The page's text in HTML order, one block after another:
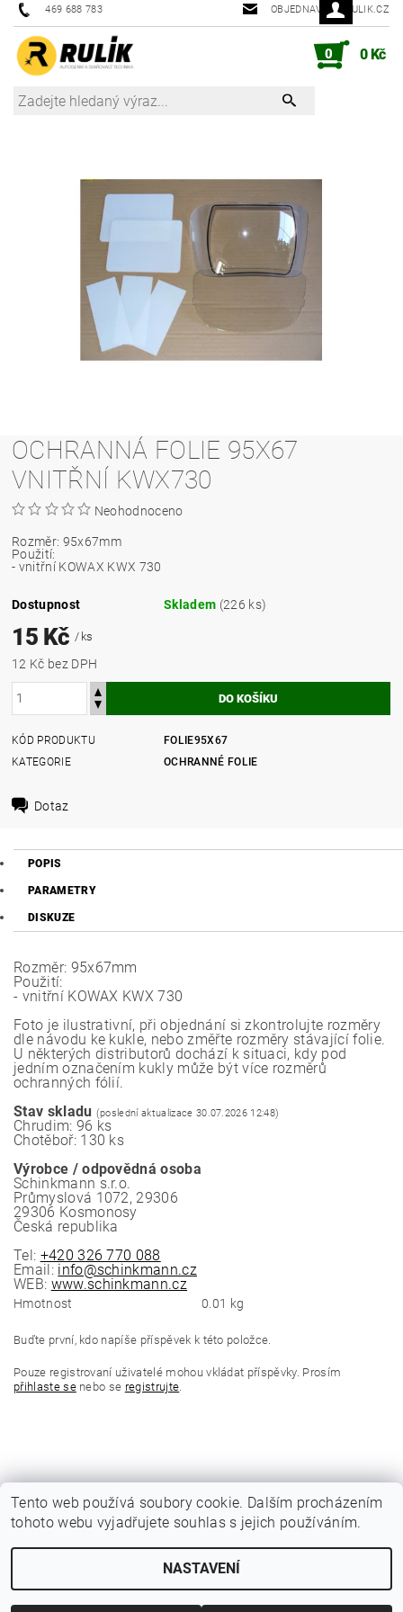
469 688 783 OBJEDNAVKY@RULIK.CZ
0 0 Kč
OCHRANNÁ FOLIE 95X67
VNITŘNÍ KWX730
Neohodnoceno
Rozměr: 95x67mm
Použití:
- vnitřní KOWAX KWX 730
Dostupnost Skladem (226 ks)
15 Kč/ ks
12 Kč bez DPH
KÓD PRODUKTU
FOLIE95X67
KATEGORIE
OCHRANNÉ FOLIE
Dotaz
POPIS
PARAMETRY
DISKUZE
Rozměr: 95x67mm
Použití:
- vnitřní KOWAX KWX 730
Foto je ilustrativní, při objednání si zkontrolujte rozměry
dle návodu ke kukle, nebo změřte rozměry stávající folie.
U některých distributorů dochází k situaci, kdy pod
jedním označením kukly může být více rozměrů
ochranných fólií.
Stav skladu (poslední aktualizace 30.07.2026 12:48)
Chrudim: 96 ks
Chotěboř: 130 ks
Výrobce / odpovědná osoba
Schinkmann s.r.o.
Průmyslová 1072, 29306
29306 Kosmonosy
Česká republika
Tel: +420 326 770 088
Email: info@schinkmann.cz
WEB: www.schinkmann.cz
Hmotnost 0.01 kg
Buďte první, kdo napíše příspěvek k této položce.
Pouze registrovaní uživatelé mohou vkládat příspěvky. Prosím
přihlaste senebo se registrujte.
Katalogy Autogen Chotěboř Původní eshop rulik.cz
2026 © Jiří Rulík Chrudim, všechna práva vyhrazenaUpravit nastavení cookies
Tento web používá soubory cookie. Dalším procházením
tohoto webu vyjadřujete souhlas s jejich používáním.
NASTAVENÍ